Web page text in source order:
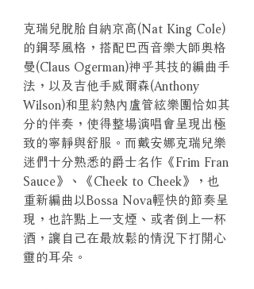
克瑞兒脫胎自納京高(Nat King Cole)
的鋼琴風格，搭配巴西音樂大師奧格
曼(Claus Ogerman)神乎其技的編曲手
法，以及吉他手威爾森(Anthony
Wilson)和里約熱內盧管絃樂團恰如其
分的伴奏，使得整場演唱會呈現出極
致的寧靜與舒服。而戴安娜克瑞兒樂
迷們十分熟悉的爵士名作《Frim Fran
Sauce》、《Cheek to Cheek》，也
重新編曲以Bossa Nova輕快的節奏呈
現，也許點上一支煙、或者倒上一杯
酒，讓自己在最放鬆的情況下打開心
靈的耳朵。